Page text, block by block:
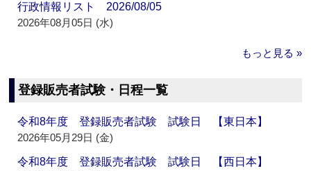
行政情報リスト 2026/08/05
2026年08月05日 (水)
もっと見る »
登録販売者試験・日程一覧
令和8年度 登録販売者試験 試験日 【東日本】
2026年05月29日 (金)
令和8年度 登録販売者試験 試験日 【西日本】